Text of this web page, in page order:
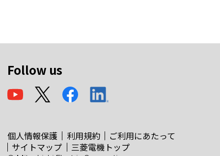
Follow us
個人情報保護 利用規約
ご利用にあたって
サイトマップ
三菱電機トップ